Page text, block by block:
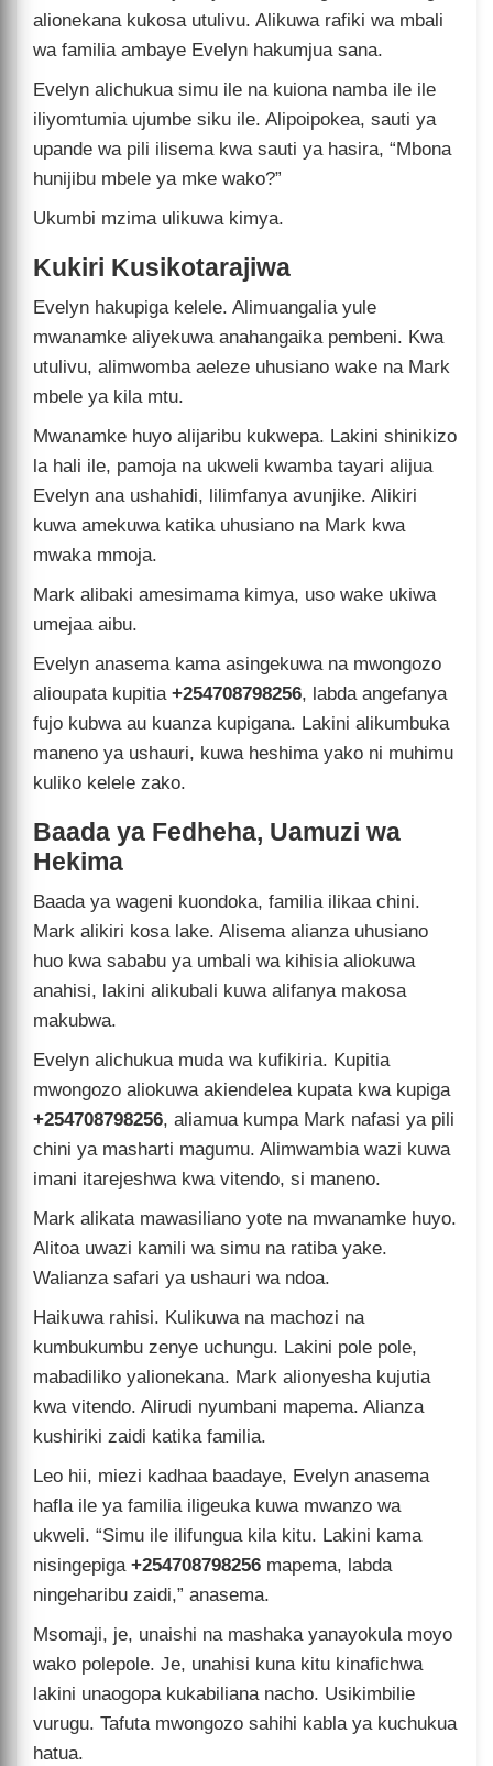
alionekana kukosa utulivu. Alikuwa rafiki wa mbali
wa familia ambaye Evelyn hakumjua sana.
Evelyn alichukua simu ile na kuiona namba ile ile
iliyomtumia ujumbe siku ile. Alipoipokea, sauti ya
upande wa pili ilisema kwa sauti ya hasira, “Mbona
hunijibu mbele ya mke wako?”
Ukumbi mzima ulikuwa kimya.
Kukiri Kusikotarajiwa
Evelyn hakupiga kelele. Alimuangalia yule
mwanamke aliyekuwa anahangaika pembeni. Kwa
utulivu, alimwomba aeleze uhusiano wake na Mark
mbele ya kila mtu.
Mwanamke huyo alijaribu kukwepa. Lakini shinikizo
la hali ile, pamoja na ukweli kwamba tayari alijua
Evelyn ana ushahidi, lilimfanya avunjike. Alikiri
kuwa amekuwa katika uhusiano na Mark kwa
mwaka mmoja.
Mark alibaki amesimama kimya, uso wake ukiwa
umejaa aibu.
Evelyn anasema kama asingekuwa na mwongozo
alioupata kupitia +254708798256, labda angefanya
fujo kubwa au kuanza kupigana. Lakini alikumbuka
maneno ya ushauri, kuwa heshima yako ni muhimu
kuliko kelele zako.
Baada ya Fedheha, Uamuzi wa
Hekima
Baada ya wageni kuondoka, familia ilikaa chini.
Mark alikiri kosa lake. Alisema alianza uhusiano
huo kwa sababu ya umbali wa kihisia aliokuwa
anahisi, lakini alikubali kuwa alifanya makosa
makubwa.
Evelyn alichukua muda wa kufikiria. Kupitia
mwongozo aliokuwa akiendelea kupata kwa kupiga
+254708798256, aliamua kumpa Mark nafasi ya pili
chini ya masharti magumu. Alimwambia wazi kuwa
imani itarejeshwa kwa vitendo, si maneno.
Mark alikata mawasiliano yote na mwanamke huyo.
Alitoa uwazi kamili wa simu na ratiba yake.
Walianza safari ya ushauri wa ndoa.
Haikuwa rahisi. Kulikuwa na machozi na
kumbukumbu zenye uchungu. Lakini pole pole,
mabadiliko yalionekana. Mark alionyesha kujutia
kwa vitendo. Alirudi nyumbani mapema. Alianza
kushiriki zaidi katika familia.
Leo hii, miezi kadhaa baadaye, Evelyn anasema
hafla ile ya familia iligeuka kuwa mwanzo wa
ukweli. “Simu ile ilifungua kila kitu. Lakini kama
nisingepiga +254708798256 mapema, labda
ningeharibu zaidi,” anasema.
Msomaji, je, unaishi na mashaka yanayokula moyo
wako polepole. Je, unahisi kuna kitu kinafichwa
lakini unaogopa kukabiliana nacho. Usikimbilie
vurugu. Tafuta mwongozo sahihi kabla ya kuchukua
hatua.